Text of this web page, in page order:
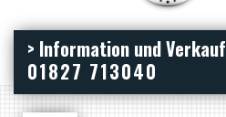
> Information und Verkauf
01827 713040